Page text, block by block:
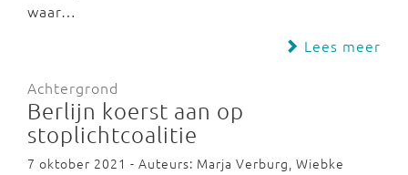
waar…
Lees meer
Achtergrond
Berlijn koerst aan op
stoplichtcoalitie
7 oktober 2021 - Auteurs: Marja Verburg, Wiebke